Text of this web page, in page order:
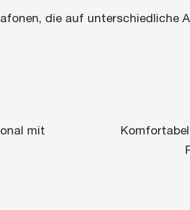
die auf unterschiedliche
mit